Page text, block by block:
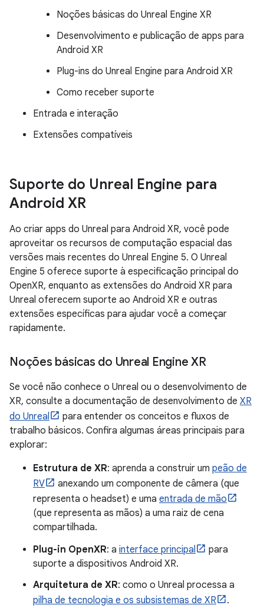
Noções básicas do Unreal Engine XR
Desenvolvimento e publicação de apps para
Android XR
Plug-ins do Unreal Engine para Android XR
Como receber suporte
Entrada e interação
Extensões compatíveis
Suporte do Unreal Engine para
Android XR
Ao criar apps do Unreal para Android XR, você pode
aproveitar os recursos de computação espacial das
versões mais recentes do Unreal Engine 5. O Unreal
Engine 5 oferece suporte à especificação principal do
OpenXR, enquanto as extensões do Android XR para
Unreal oferecem suporte ao Android XR e outras
extensões específicas para ajudar você a começar
rapidamente.
Noções básicas do Unreal Engine XR
Se você não conhece o Unreal ou o desenvolvimento de
XR, consulte a documentação de desenvolvimento de XR
do Unreal
para entender os conceitos e fluxos de
trabalho básicos. Confira algumas áreas principais para
explorar:
Estrutura de XR: aprenda a construir um peão de
RV
anexando um componente de câmera (que
representa o headset) e uma entrada de mão
(que representa as mãos) a uma raiz de cena
compartilhada.
Plug-in OpenXR: a interface principal
para
suporte a dispositivos Android XR.
Arquitetura de XR: como o Unreal processa a
pilha de tecnologia e os subsistemas de XR
.